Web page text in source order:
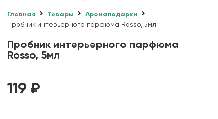
Главная Товары
Аромаподарки
Пробник интерьерного парфюма Rosso, 5мл
Пробник интерьерного парфюма
Rosso, 5мл
119 ₽